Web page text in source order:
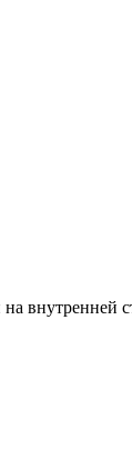
внутренней